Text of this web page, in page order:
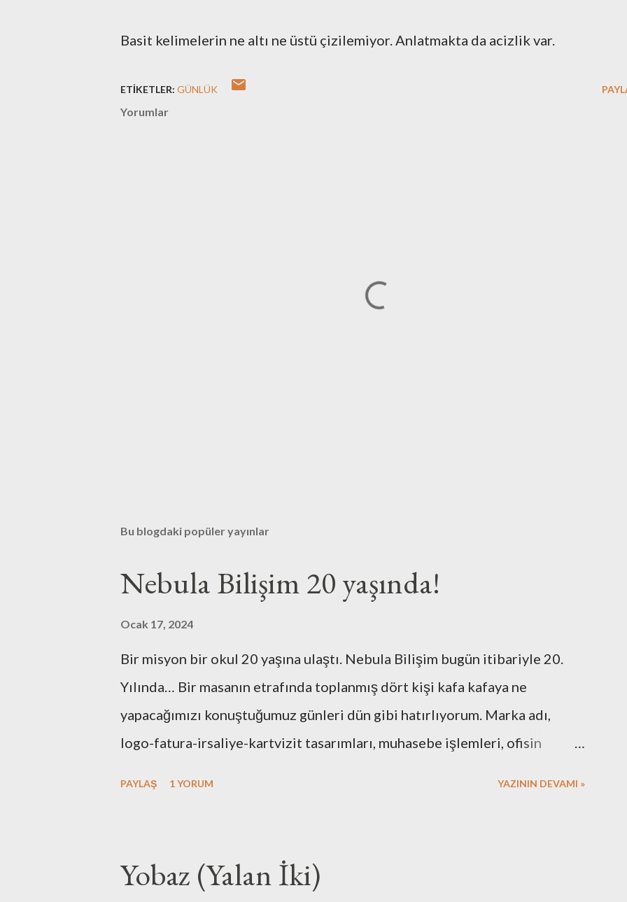
Basit kelimelerin ne altı ne üstü çizilemiyor. Anlatmakta da acizlik var.
ETIKETLER: GÜNLÜK
Yorumlar
Bu blogdaki popüler yayınlar
Nebula Bilişim 20 yaşında!
Ocak 17, 2024
Bir misyon bir okul 20 yaşına ulaştı. Nebula Bilişim bugün itibariyle 20.
Yılında… Bir masanın etrafında toplanmış dört kişi kafa kafaya ne
yapacağımızı konuştuğumuz günleri dün gibi hatırlıyorum. Marka adı,
logo-fatura-irsaliye-kartvizit tasarımları, muhasebe işlemleri, ofisin
ofise taşıyışım ve aylarca onları kullandığımız hala hatırımda. Mesela faks
PAYLAŞ 1 YORUM YAZININ DEVAMI »
Yobaz (Yalan İki)